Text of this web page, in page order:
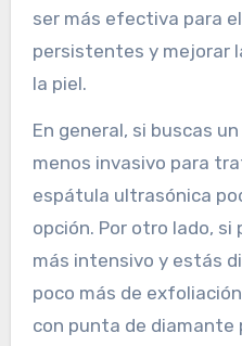
ser más efectiva para
persistentes y mejorar
la piel.
En general, si buscas
menos invasivo para
espátula ultrasónica
opción. Por otro lado,
más intensivo y estás
poco más de
con punta de diamante